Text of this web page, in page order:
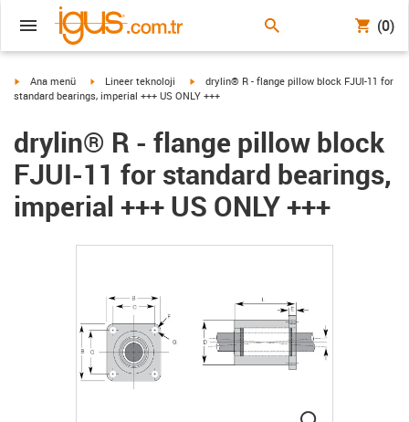
(0)
igus-icon-arrow-right
Ana menü igus-icon-arrow-right
Lineer teknoloji igus-icon-arrow-right
drylin® R - flange pillow block FJUI-11 for
standard bearings, imperial +++ US ONLY +++
drylin® R - flange pillow block
FJUI-11 for standard bearings,
imperial +++ US ONLY +++